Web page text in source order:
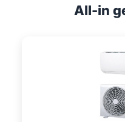
All-in